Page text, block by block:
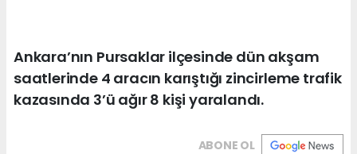
Ankara’nın Pursaklar ilçesinde dün akşam
saatlerinde 4 aracın karıştığı zincirleme trafik
kazasında 3’ü ağır 8 kişi yaralandı.
ABONE OL